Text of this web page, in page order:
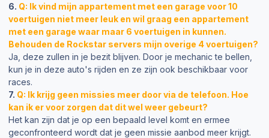
6. Q: Ik vind mijn appartement met een garage voor 10
voertuigen niet meer leuk en wil graag een appartement
met een garage waar maar 6 voertuigen in kunnen.
Behouden de Rockstar servers mijn overige 4 voertuigen?
Ja, deze zullen in je bezit blijven. Door je mechanic te bellen,
kun je in deze auto's rijden en ze zijn ook beschikbaar voor
races.
7. Q: Ik krijg geen missies meer door via de telefoon. Hoe
kan ik er voor zorgen dat dit wel weer gebeurt?
Het kan zijn dat je op een bepaald level komt en ermee
geconfronteerd wordt dat je geen missie aanbod meer krijgt.